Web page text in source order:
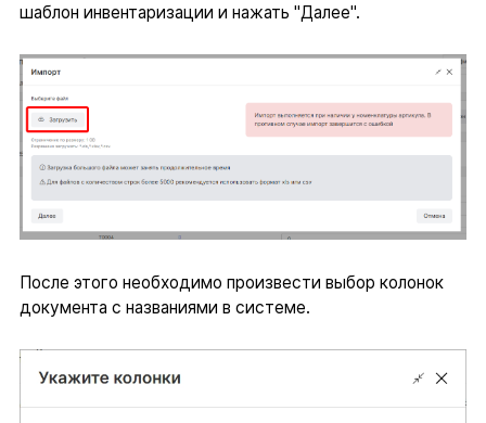
шаблон инвентаризации и нажать "Далее".
После этого необходимо произвести выбор колонок
документа с названиями в системе.